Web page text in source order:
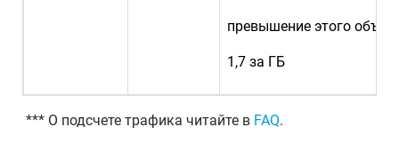
превышение этого
1,7 за ГБ
*** О подсчете трафика читайте в FAQ.